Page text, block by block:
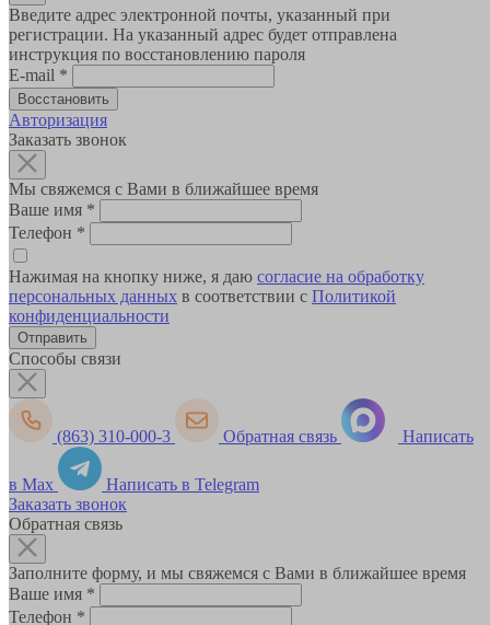
Введите адрес электронной почты, указанный при
регистрации. На указанный адрес будет отправлена
инструкция по восстановлению пароля
E-mail *
Авторизация
Заказать звонок
Мы свяжемся с Вами в ближайшее время
Ваше имя *
Телефон *
Нажимая на кнопку ниже, я даю согласие на обработку
персональных данных в соответствии с Политикой
конфиденциальности
Способы связи
(863) 310-000-3 Обратная связь Написать
в Max
Написать в Telegram
Заказать звонок
Обратная связь
Заполните форму, и мы свяжемся с Вами в ближайшее время
Ваше имя *
Телефон *